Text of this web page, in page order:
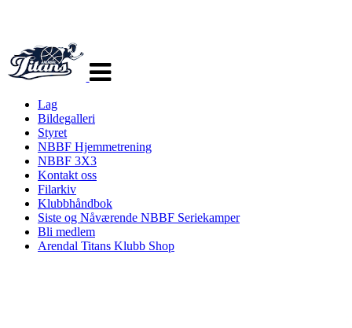
navigasjon
Lag
Bildegalleri
Styret
NBBF Hjemmetrening
NBBF 3X3
Kontakt oss
Filarkiv
Klubbhåndbok
Siste og Nåværende NBBF Seriekamper
Bli medlem
Arendal Titans Klubb Shop